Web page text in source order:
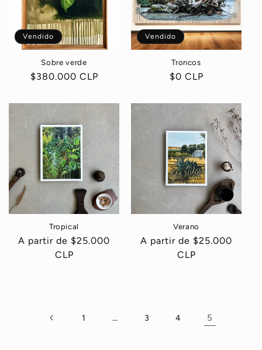
ó Vendido
Sobre verde
Precio
$380.000 CLP
Vendido
Troncos
Precio
$0 CLP
Tropical
Precio
A partir de $25.000
CLP
Verano
Precio
A partir de $25.000
CLP
1 … 3 4 5